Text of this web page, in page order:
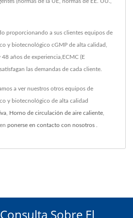
proporcionando a sus clientes equipos de
y biotecnológico cGMP de alta calidad,
años de experiencia,ECMC (E
las demandas de cada cliente.
a ver nuestros otros equipos de
y biotecnológico de alta calidad
Horno de circulación de aire caliente
ponerse en contacto con nosotros
Sobre El